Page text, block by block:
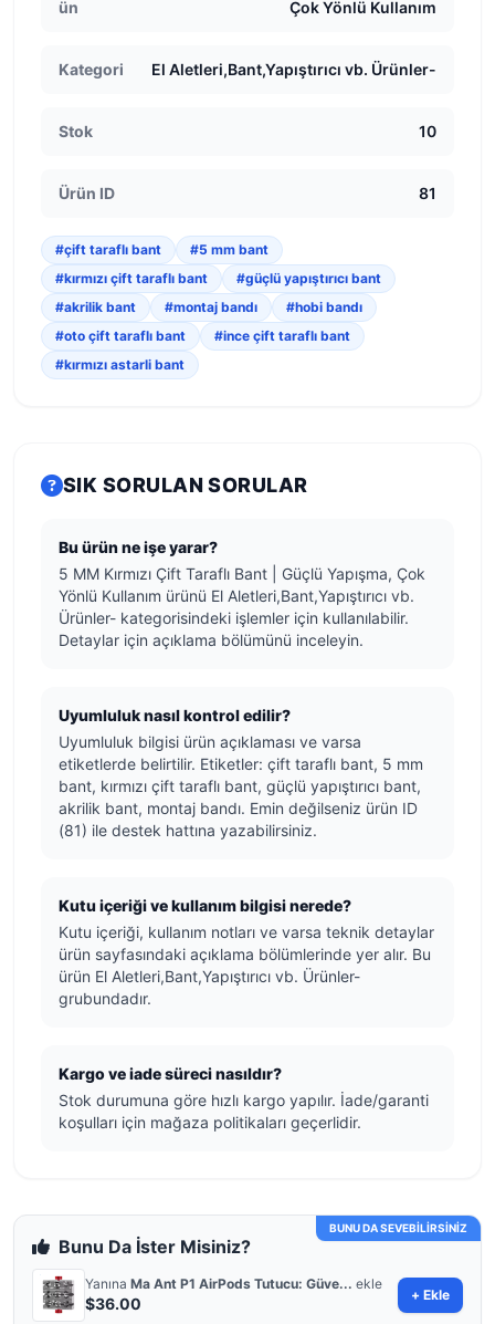
ün Çok Yönlü Kullanım
Kategori El Aletleri,Bant,Yapıştırıcı vb. Ürünler-
Stok 10
Ürün ID 81
#çift taraflı bant
#5 mm bant
#kırmızı çift taraflı bant
#güçlü yapıştırıcı bant
#akrilik bant
#montaj bandı
#hobi bandı
#oto çift taraflı bant
#ince çift taraflı bant
#kırmızı astarli bant
SIK SORULAN SORULAR
Bu ürün ne işe yarar?
5 MM Kırmızı Çift Taraflı Bant | Güçlü Yapışma, Çok
Yönlü Kullanım ürünü El Aletleri,Bant,Yapıştırıcı vb.
Ürünler- kategorisindeki işlemler için kullanılabilir.
Detaylar için açıklama bölümünü inceleyin.
Uyumluluk nasıl kontrol edilir?
Uyumluluk bilgisi ürün açıklaması ve varsa
etiketlerde belirtilir. Etiketler: çift taraflı bant, 5 mm
bant, kırmızı çift taraflı bant, güçlü yapıştırıcı bant,
akrilik bant, montaj bandı. Emin değilseniz ürün ID
(81) ile destek hattına yazabilirsiniz.
Kutu içeriği ve kullanım bilgisi nerede?
Kutu içeriği, kullanım notları ve varsa teknik detaylar
ürün sayfasındaki açıklama bölümlerinde yer alır. Bu
ürün El Aletleri,Bant,Yapıştırıcı vb. Ürünler-
grubundadır.
Kargo ve iade süreci nasıldır?
Stok durumuna göre hızlı kargo yapılır. İade/garanti
koşulları için mağaza politikaları geçerlidir.
BUNU DA SEVEBİLİRSİNİZ
Bunu Da İster Misiniz?
Yanına Ma Ant P1 AirPods Tutucu: Güve... ekle
$36.00 + Ekle